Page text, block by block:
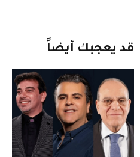
قد يعجبك أيضاً